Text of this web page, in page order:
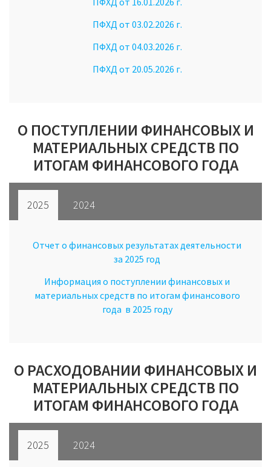
ПФХД от 03.02.2026 г.
ПФХД от 04.03.2026 г.
ПФХД от 20.05.2026 г.
О ПОСТУПЛЕНИИ ФИНАНСОВЫХ И
МАТЕРИАЛЬНЫХ СРЕДСТВ ПО
ИТОГАМ ФИНАНСОВОГО ГОДА
2025 2024
Отчет о финансовых результатах деятельности
за 2025 год
Информация о поступлении финансовых и
материальных средств по итогам финансового
года в 2025 году
О РАСХОДОВАНИИ ФИНАНСОВЫХ И
МАТЕРИАЛЬНЫХ СРЕДСТВ ПО
ИТОГАМ ФИНАНСОВОГО ГОДА
2025 2024